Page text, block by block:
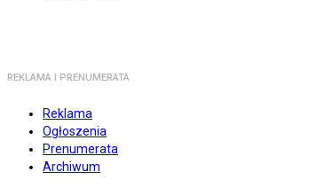
REKLAMA I PRENUMERATA
Reklama
Ogłoszenia
Prenumerata
Archiwum